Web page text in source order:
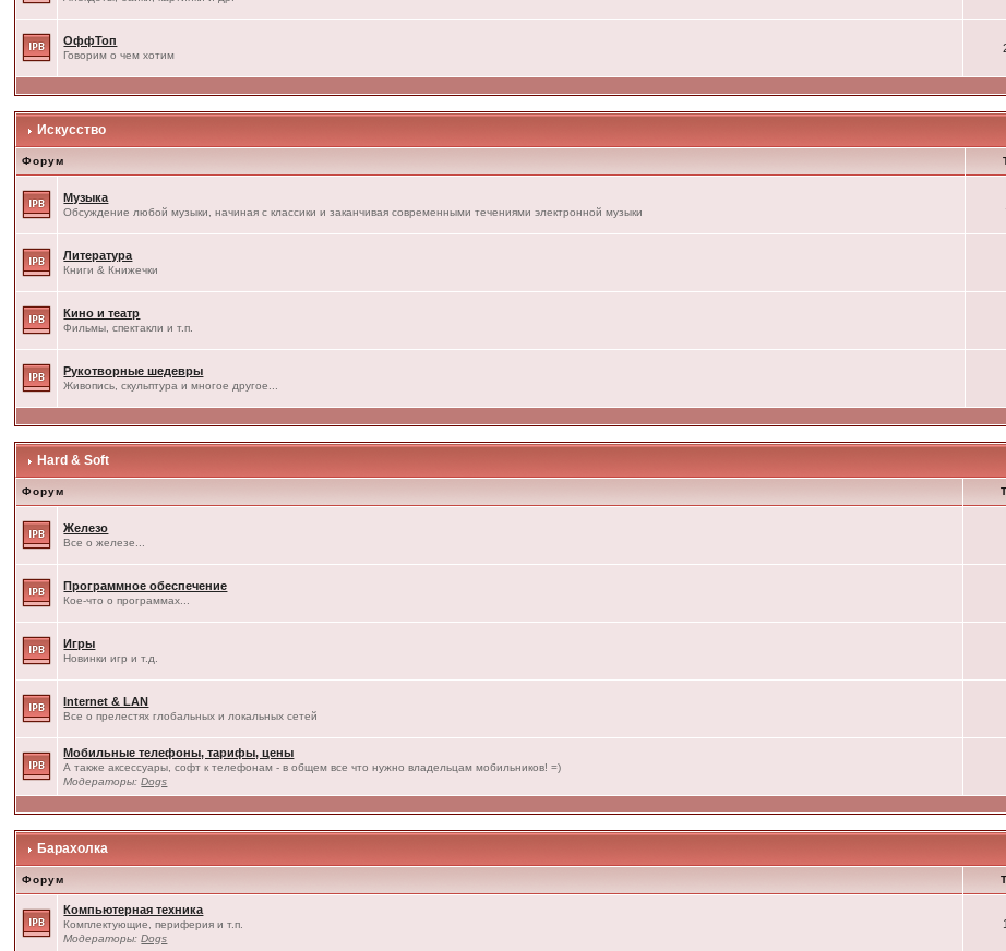
ОффТоп
Говорим о чем хотим
Искусство
Форум
Музыка
Обсуждение любой музыки, начиная с классики и заканчивая современными течениями электронной музыки
Литература
Книги & Книжечки
Кино и театр
Фильмы, спектакли и т.п.
Рукотворные шедевры
Живопись, скульптура и многое другое...
Hard & Soft
Форум
Железо
Все о железе...
Программное обеспечение
Кое-что о программах...
Игры
Новинки игр и т.д.
Internet & LAN
Все о прелестях глобальных и локальных сетей
Мобильные телефоны, тарифы, цены
А также аксессуары, софт к телефонам - в общем все что нужно владельцам мобильников! =)
Модераторы:Dogs
Барахолка
Форум
Компьютерная техника
Комплектующие, периферия и т.п.
Модераторы:Dogs